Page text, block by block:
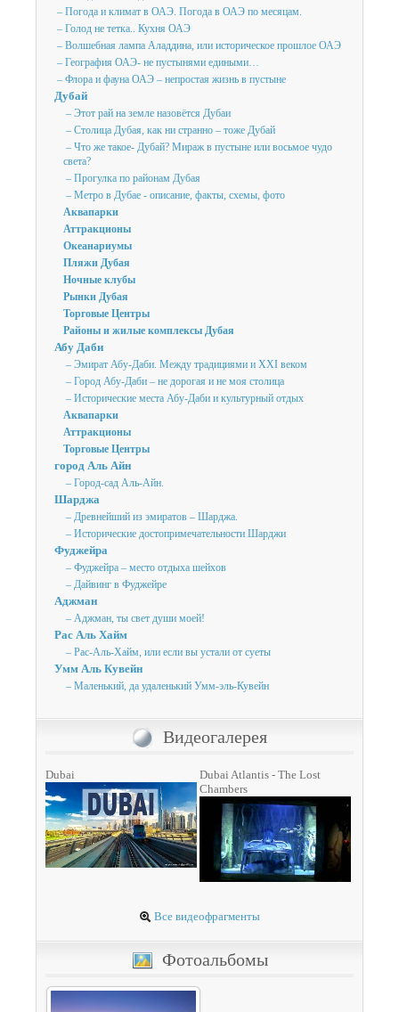
– Погода и климат в ОАЭ. Погода в ОАЭ по месяцам.
– Голод не тетка.. Кухня ОАЭ
– Волшебная лампа Аладдина, или историческое прошлое ОАЭ
– География ОАЭ- не пустынями едиными…
– Флора и фауна ОАЭ – непростая жизнь в пустыне
Дубай
– Этот рай на земле назовётся Дубаи
– Столица Дубая, как ни странно – тоже Дубай
– Что же такое- Дубай? Мираж в пустыне или восьмое чудо
света?
– Прогулка по районам Дубая
– Метро в Дубае - описание, факты, схемы, фото
Аквапарки
Аттракционы
Океанариумы
Пляжи Дубая
Ночные клубы
Рынки Дубая
Торговые Центры
Районы и жилые комплексы Дубая
Абу Даби
– Эмират Абу-Даби. Между традициями и XXI веком
– Город Абу-Даби – не дорогая и не моя столица
– Исторические места Абу-Даби и культурный отдых
Аквапарки
Аттракционы
Торговые Центры
город Аль Айн
– Город-сад Аль-Айн.
Шарджа
– Древнейший из эмиратов – Шарджа.
– Исторические достопримечательности Шарджи
Фуджейра
– Фуджейра – место отдыха шейхов
– Дайвинг в Фуджейре
Аджман
– Аджман, ты свет души моей!
Рас Аль Хайм
– Рас-Аль-Хайм, или если вы устали от суеты
Умм Аль Кувейн
– Маленький, да удаленький Умм-эль-Кувейн
Видеогалерея
Dubai
Dubai Atlantis - The Lost
Chambers
Все видеофрагменты
Фотоальбомы